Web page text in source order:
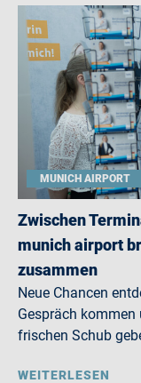
MUNICH AIRPORT
Zwischen
munich airport
zusammen
Neue Chancen
Gespräch
frischen Schub
WEITERLESEN